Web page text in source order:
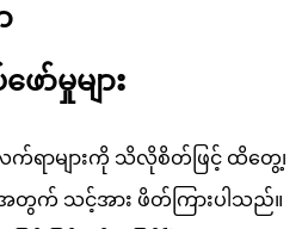
မှုများ
ရာများကို သိလိုစိတ်ဖြင့် ထိတွေ့၊
အတွက် သင့်အား ဖိတ်ကြားပါသည်။